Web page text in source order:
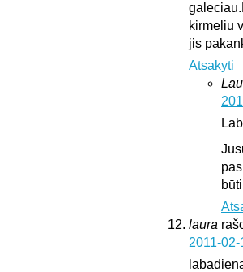
kirmeliu
jis
Atsakyti
laura
2011-